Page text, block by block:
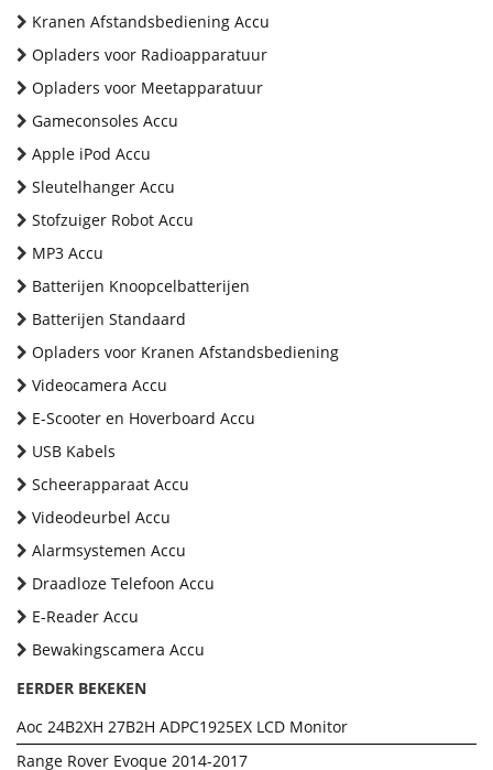
Kranen Afstandsbediening Accu
Opladers voor Radioapparatuur
Opladers voor Meetapparatuur
Gameconsoles Accu
Apple iPod Accu
Sleutelhanger Accu
Stofzuiger Robot Accu
MP3 Accu
Batterijen Knoopcelbatterijen
Batterijen Standaard
Opladers voor Kranen Afstandsbediening
Videocamera Accu
E-Scooter en Hoverboard Accu
USB Kabels
Scheerapparaat Accu
Videodeurbel Accu
Alarmsystemen Accu
Draadloze Telefoon Accu
E-Reader Accu
Bewakingscamera Accu
EERDER BEKEKEN
Aoc 24B2XH 27B2H ADPC1925EX LCD Monitor
Range Rover Evoque 2014-2017